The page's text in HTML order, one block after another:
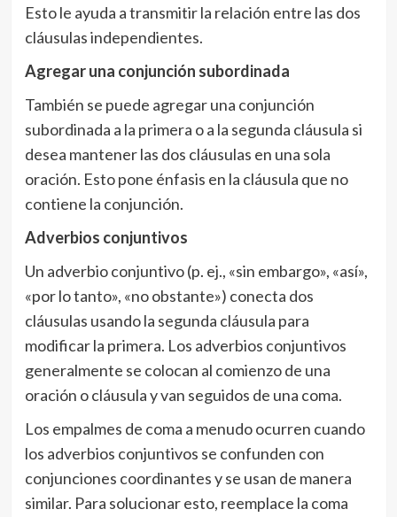
Esto le ayuda a transmitir la relación entre las dos
cláusulas independientes.
Agregar una conjunción subordinada
También se puede agregar una conjunción
subordinada a la primera o a la segunda cláusula si
desea mantener las dos cláusulas en una sola
oración. Esto pone énfasis en la cláusula que no
contiene la conjunción.
Adverbios conjuntivos
Un adverbio conjuntivo (p. ej., «sin embargo», «así»,
«por lo tanto», «no obstante») conecta dos
cláusulas usando la segunda cláusula para
modificar la primera. Los adverbios conjuntivos
generalmente se colocan al comienzo de una
oración o cláusula y van seguidos de una coma.
Los empalmes de coma a menudo ocurren cuando
los adverbios conjuntivos se confunden con
conjunciones coordinantes y se usan de manera
similar. Para solucionar esto, reemplace la coma